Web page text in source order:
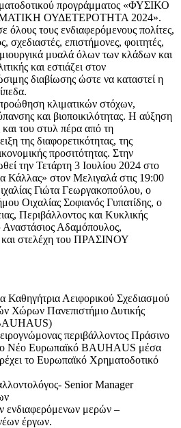
προγράμματος «ΦΥΣΙΚΟ
ΟΥΔΕΤΕΡΟΤΗΤΑ 2024».
τους ενδιαφερόμενους πολίτες,
σχεδιαστές, επιστήμονες, φοιτητές,
μυαλά όλων των κλάδων και
και εστιάζει στον
διαβίωσης ώστε να καταστεί η
κλιματικών στόχων,
και βιοποικιλότητας. Η αύξηση
και του στυλ πέρα από τη
της διαφορετικότητας, της
προσιτότητας. Στην
την Τετάρτη 3 Ιουλίου 2024 στο
Κάλλας» στον Μελιγαλά στις 19:00
Γιώτα Γεωργακοπούλου, ο
Οιχαλίας Σοφιανός Γυπατίδης, ο
Περιβάλλοντος και Κυκλικής
Αδαμόπουλος,
και στελέχη του ΠΡΑΣΙΝΟΥ
Αειφορικού Σχεδιασμού
Χώρων Πανεπιστήμιο Δυτικής
περιβάλλοντος Πράσινο
Νέο Ευρωπαϊκό BAUHAUS μέσα
το Ευρωπαϊκό Χρηματοδοτικό
Senior Manager
ενδιαφερόμενων μερών –
έργων.